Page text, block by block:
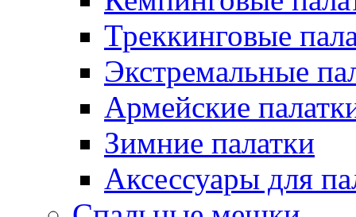
Треккинговые
Экстремальные
Армейские
Зимние палатки
Аксессуары для